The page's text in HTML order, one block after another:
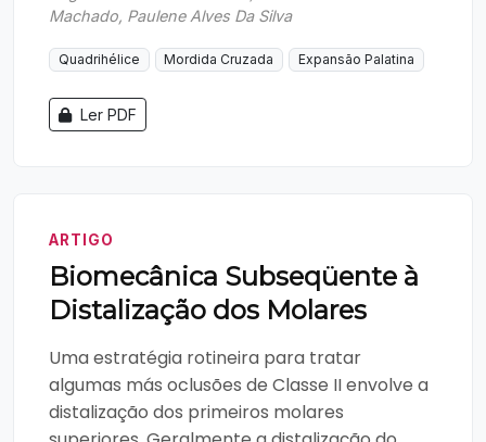
Machado, Paulene Alves Da Silva
Quadrihélice Mordida Cruzada Expansão Palatina
Ler PDF
ARTIGO
Biomecânica Subseqüente à
Distalização dos Molares
Uma estratégia rotineira para tratar
algumas más oclusões de Classe II envolve a
distalização dos primeiros molares